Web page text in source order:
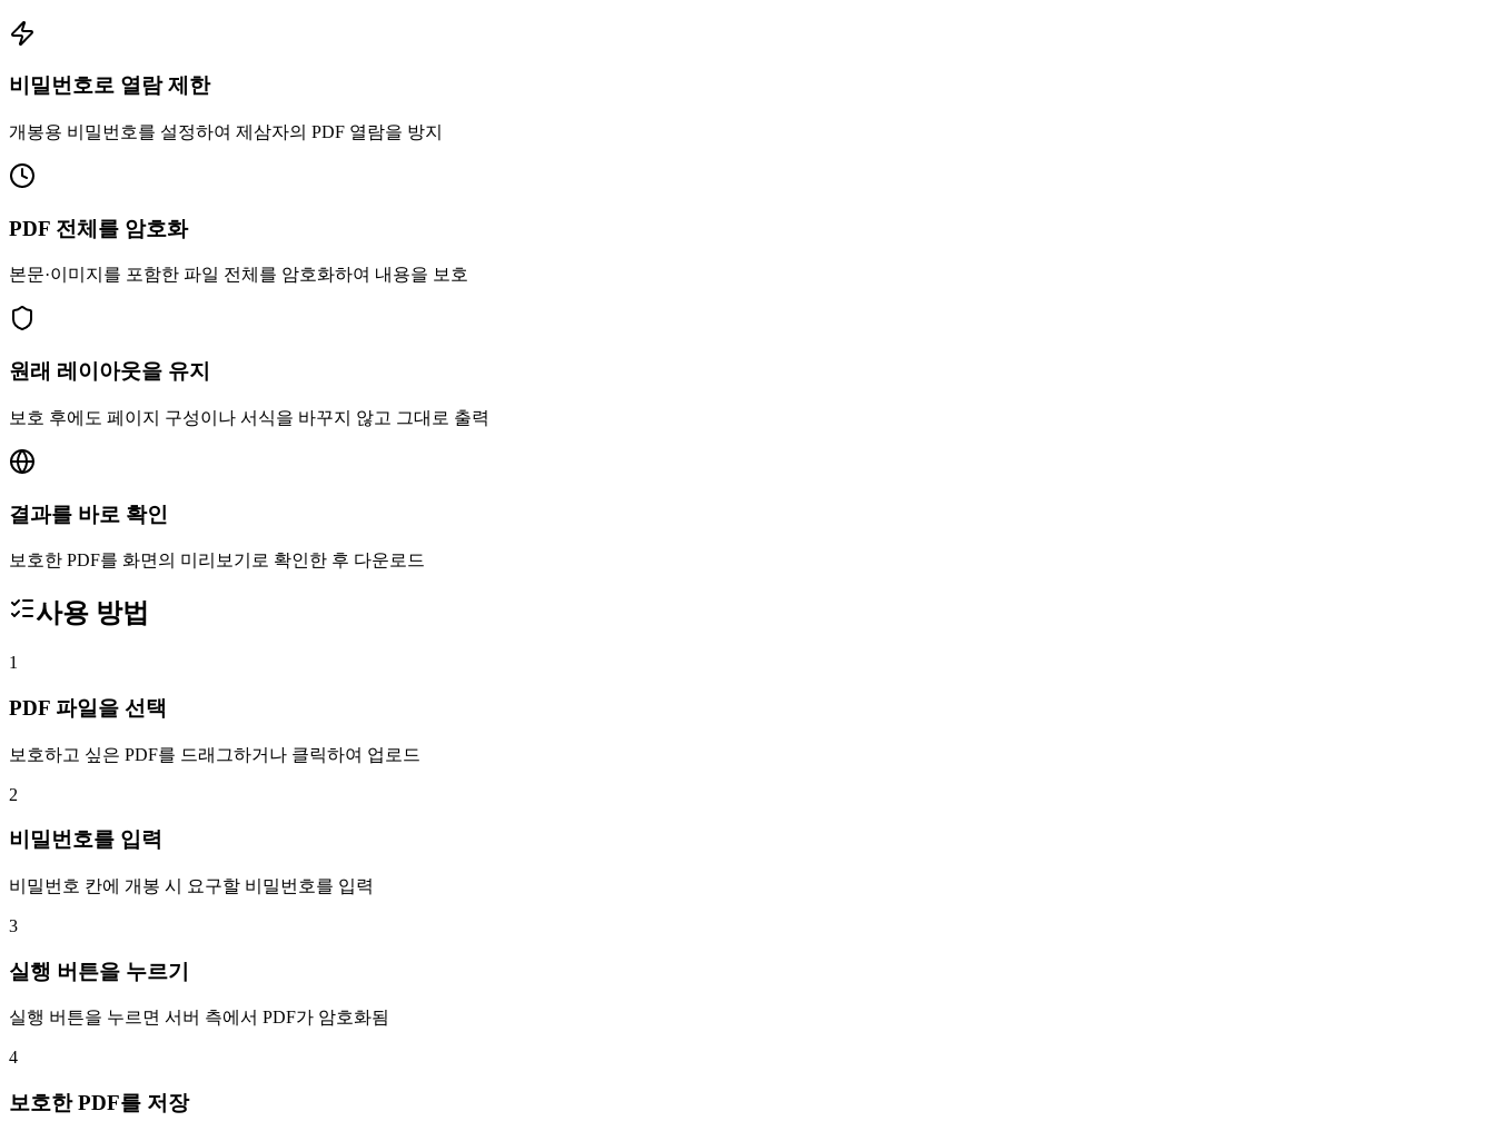
비밀번호로 열람 제한
개봉용 비밀번호를 설정하여 제삼자의 PDF 열람을 방지
PDF 전체를 암호화
본문·이미지를 포함한 파일 전체를 암호화하여 내용을 보호
원래 레이아웃을 유지
보호 후에도 페이지 구성이나 서식을 바꾸지 않고 그대로 출력
결과를 바로 확인
보호한 PDF를 화면의 미리보기로 확인한 후 다운로드
사용 방법
1
PDF 파일을 선택
보호하고 싶은 PDF를 드래그하거나 클릭하여 업로드
2
비밀번호를 입력
비밀번호 칸에 개봉 시 요구할 비밀번호를 입력
3
실행 버튼을 누르기
실행 버튼을 누르면 서버 측에서 PDF가 암호화됨
4
보호한 PDF를 저장